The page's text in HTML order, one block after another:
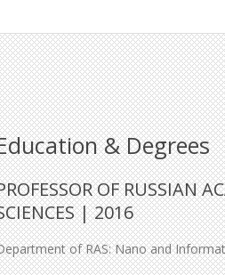
& Degrees
OF RUSSIAN
| 2016
of RAS: Nano and